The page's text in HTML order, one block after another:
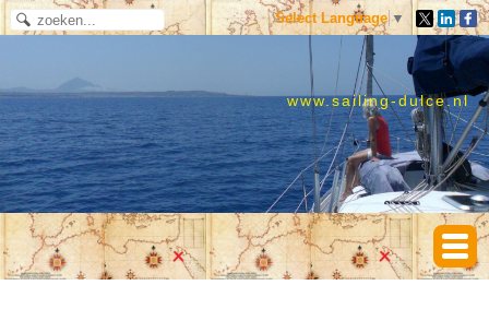
Select Language ▼
www.sailing-dulce.nl